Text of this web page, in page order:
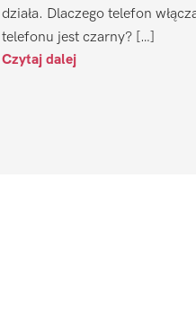
działa. Dlaczego telefon
telefonu jest czarny? […]
Czytaj dalej